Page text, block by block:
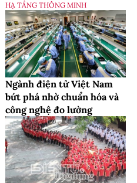
HẠ TẦNG THÔNG MINH
Ngành điện tử Việt Nam
bứt phá nhờ chuẩn hóa và
công nghệ đo lường